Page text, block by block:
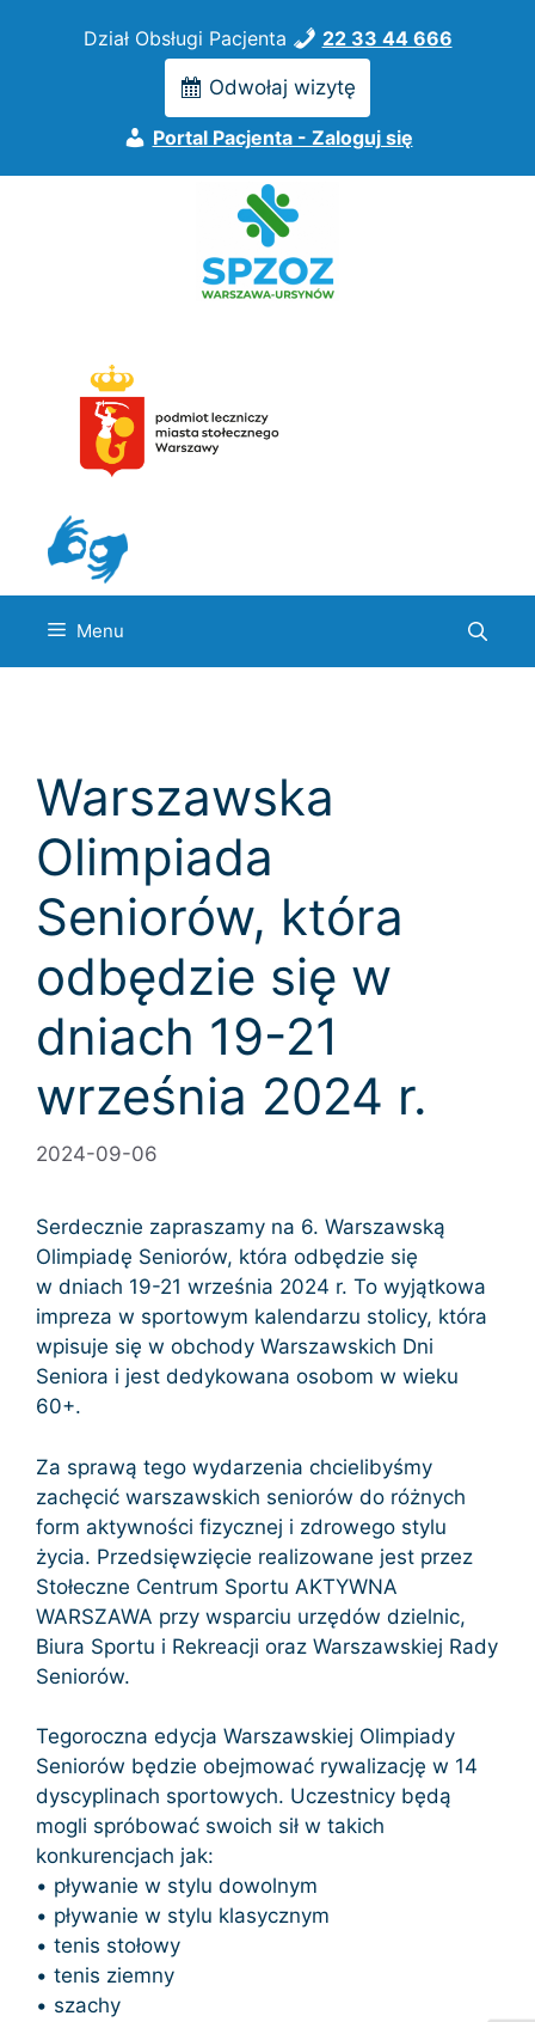
Dział Obsługi Pacjenta 22 33 44 666
Odwołaj wizytę
Portal Pacjenta - Zaloguj się
Menu
Warszawska
Olimpiada
Seniorów, która
odbędzie się w
dniach 19-21
września 2024 r.
2024-09-06
Serdecznie zapraszamy na 6. Warszawską
Olimpiadę Seniorów, która odbędzie się
w dniach 19-21 września 2024 r. To wyjątkowa
impreza w sportowym kalendarzu stolicy, która
wpisuje się w obchody Warszawskich Dni
Seniora i jest dedykowana osobom w wieku
60+.
Za sprawą tego wydarzenia chcielibyśmy
zachęcić warszawskich seniorów do różnych
form aktywności fizycznej i zdrowego stylu
życia. Przedsięwzięcie realizowane jest przez
Stołeczne Centrum Sportu AKTYWNA
WARSZAWA przy wsparciu urzędów dzielnic,
Biura Sportu i Rekreacji oraz Warszawskiej Rady
Seniorów.
Tegoroczna edycja Warszawskiej Olimpiady
Seniorów będzie obejmować rywalizację w 14
dyscyplinach sportowych. Uczestnicy będą
mogli spróbować swoich sił w takich
konkurencjach jak:
• pływanie w stylu dowolnym
• pływanie w stylu klasycznym
• tenis stołowy
• tenis ziemny
• szachy